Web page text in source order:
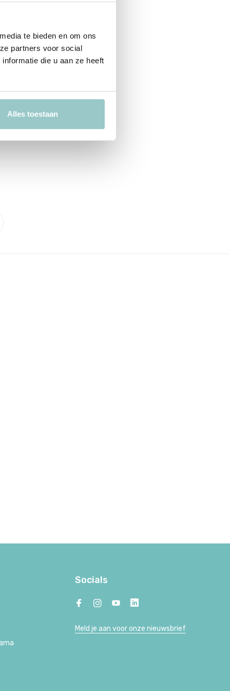
te bieden en om ons
partners voor social
die u aan ze heeft
Alles toestaan
Socials
Meld je aan voor onze nieuwsbrief